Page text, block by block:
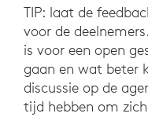
TIP: laat de
voor de
is voor een open
gaan en wat beter
discussie op de
tijd hebben om